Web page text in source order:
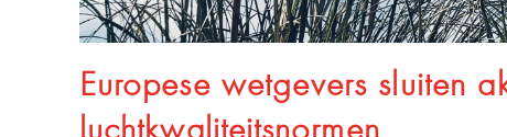
Europese wetgevers sluiten